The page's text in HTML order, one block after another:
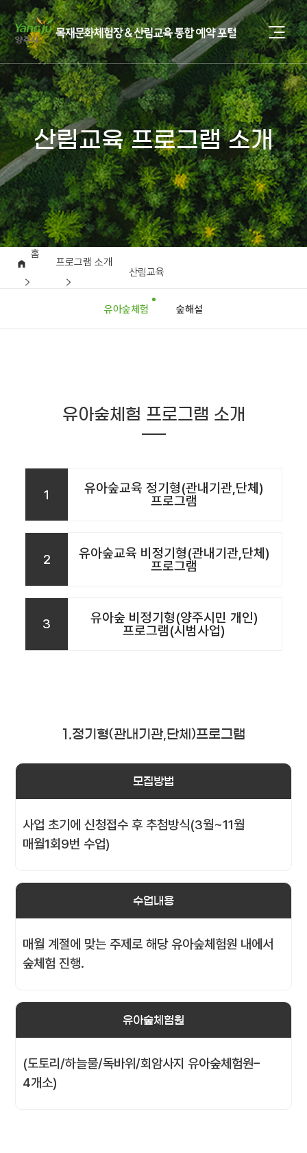
산림교육 프로그램 소개
홈
프로그램 소개
산림교육
유아숲체험 숲해설
유아숲체험 프로그램 소개
1
유아숲교육 정기형(관내기관,단체)
프로그램
2
유아숲교육 비정기형(관내기관,단체)
프로그램
3
유아숲 비정기형(양주시민 개인)
프로그램(시범사업)
1.정기형(관내기관,단체)프로그램
모집방법
사업 초기에 신청접수 후 추첨방식(3월~11월
매월1회9번 수업)
수업내용
매월 계절에 맞는 주제로 해당 유아숲체험원 내에서
숲체험 진행.
유아숲체험원
(도토리/하늘물/독바위/회암사지 유아숲체험원–
4개소)